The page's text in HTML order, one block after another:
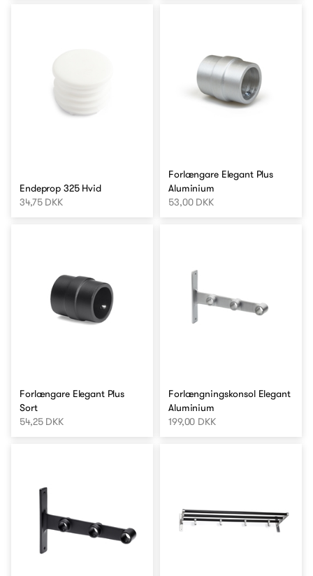
Endeprop 325 Hvid
34,75 DKK
Forlængare Elegant Plus
Aluminium
53,00 DKK
Forlængare Elegant Plus
Sort
54,25 DKK
Forlængningskonsol Elegant
Aluminium
199,00 DKK